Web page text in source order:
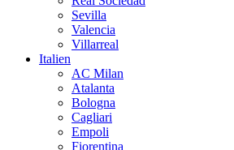
Sevilla
Valencia
Villarreal
Italien
AC Milan
Atalanta
Bologna
Cagliari
Empoli
Fiorentina